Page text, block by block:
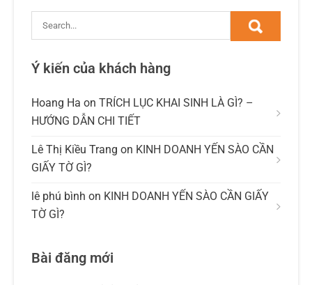
Ý kiến của khách hàng
Hoang Ha on TRÍCH LỤC KHAI SINH LÀ GÌ? –
HƯỚNG DẪN CHI TIẾT
Lê Thị Kiều Trang on KINH DOANH YẾN SÀO CẦN
GIẤY TỜ GÌ?
lê phú bình on KINH DOANH YẾN SÀO CẦN GIẤY
TỜ GÌ?
Bài đăng mới